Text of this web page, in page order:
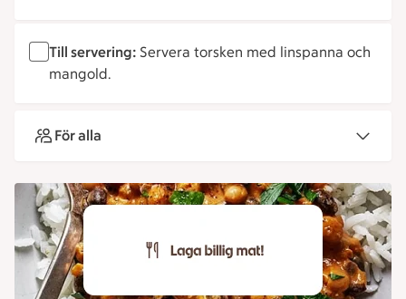
Till servering: Servera torsken med linspanna och
mangold.
För alla